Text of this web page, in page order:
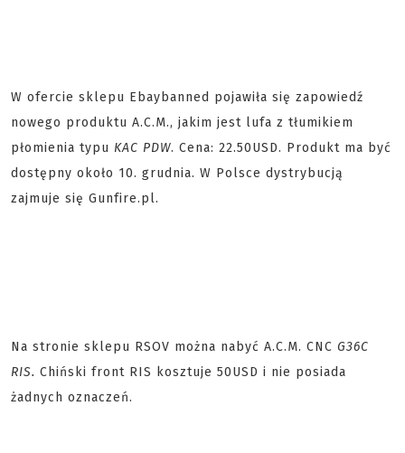
W ofercie sklepu Ebaybanned pojawiła się zapowiedź
nowego produktu A.C.M., jakim jest lufa z tłumikiem
płomienia typu KAC PDW. Cena: 22.50USD. Produkt ma być
dostępny około 10. grudnia. W Polsce dystrybucją
zajmuje się Gunfire.pl.
Na stronie sklepu RSOV można nabyć A.C.M. CNC G36C
RIS. Chiński front RIS kosztuje 50USD i nie posiada
żadnych oznaczeń.